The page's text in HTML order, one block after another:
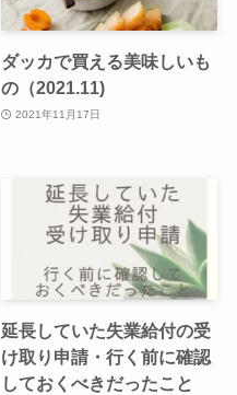
ダッカで買える美味しいも
の（2021.11)
2021年11月17日
延長していた失業給付の受
け取り申請・行く前に確認
しておくべきだったこと